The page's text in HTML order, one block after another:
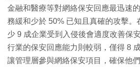
金融和醫療等對網絡保安回應最迅速
務緩和少於 50% 已知且真確的攻擊。
少 9 成企業受到入侵後會適度改善保
行業的保安回應能力則較弱，僅得 8
讓管理層參與網絡保安項目，確保他